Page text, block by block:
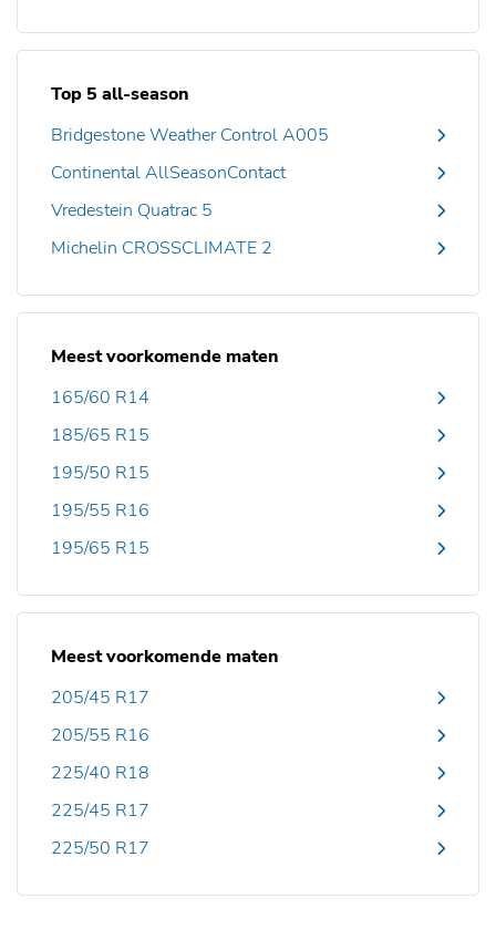
Top 5 all-season
Bridgestone Weather Control A005
Continental AllSeasonContact
Vredestein Quatrac 5
Michelin CROSSCLIMATE 2
Meest voorkomende maten
165/60 R14
185/65 R15
195/50 R15
195/55 R16
195/65 R15
Meest voorkomende maten
205/45 R17
205/55 R16
225/40 R18
225/45 R17
225/50 R17